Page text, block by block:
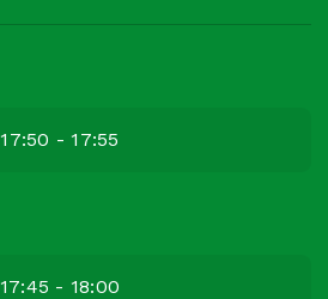
17:50 - 17:55
17:45 - 18:00